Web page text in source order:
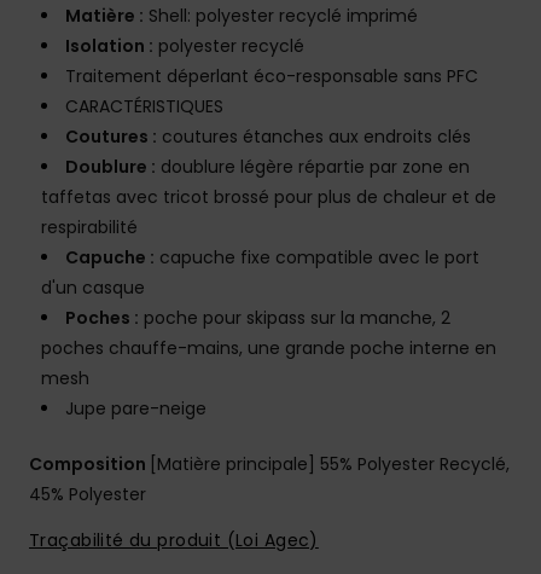
Matière : Shell: polyester recyclé imprimé
Isolation : polyester recyclé
Traitement déperlant éco-responsable sans PFC
CARACTÉRISTIQUES
Coutures : coutures étanches aux endroits clés
Doublure : doublure légère répartie par zone en
taffetas avec tricot brossé pour plus de chaleur et de
respirabilité
Capuche : capuche fixe compatible avec le port
d'un casque
Poches : poche pour skipass sur la manche, 2
poches chauffe-mains, une grande poche interne en
mesh
Jupe pare-neige
Composition [Matière principale] 55% Polyester Recyclé,
45% Polyester
Traçabilité du produit (Loi Agec)